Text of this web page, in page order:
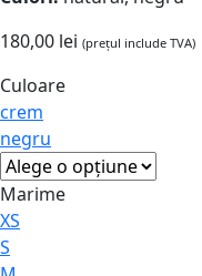
180,00 lei (prețul include TVA)
Culoare
crem
negru
Marime
XS
S